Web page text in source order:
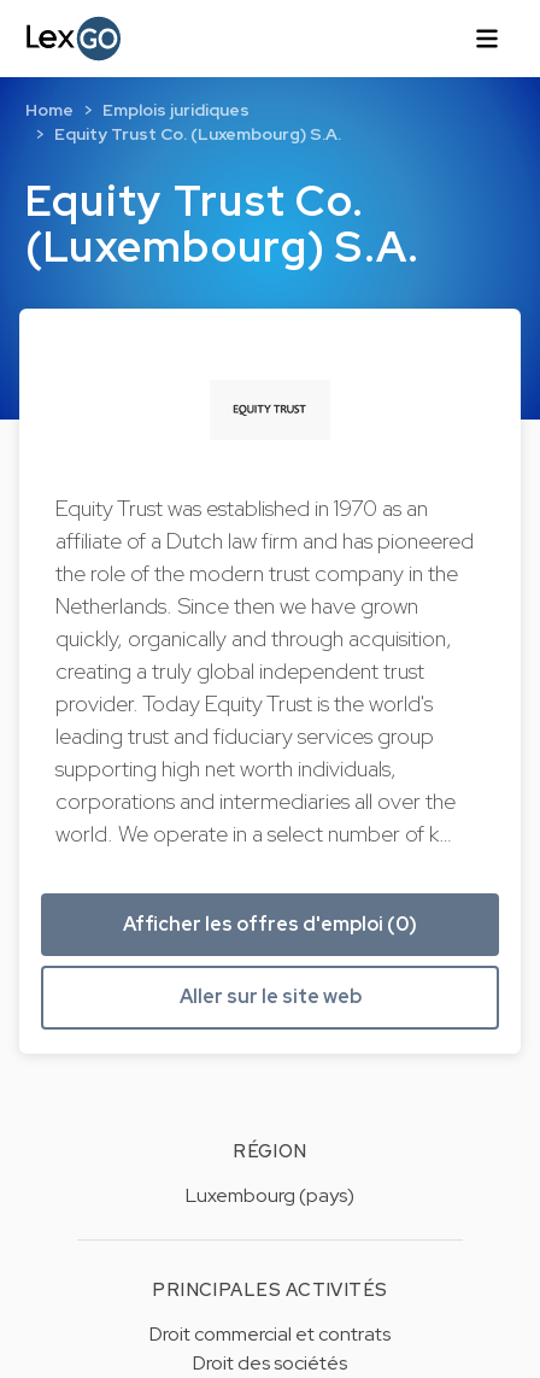
Equity Trust Co.
(Luxembourg) S.A.
Home
Emplois juridiques
Equity Trust Co. (Luxembourg) S.A.
Equity Trust was established in 1970 as an
affiliate of a Dutch law firm and has pioneered
the role of the modern trust company in the
Netherlands. Since then we have grown
quickly, organically and through acquisition,
creating a truly global independent trust
provider. Today Equity Trust is the world's
leading trust and fiduciary services group
supporting high net worth individuals,
corporations and intermediaries all over the
world. We operate in a select number of k…
Afficher les offres d'emploi (0)
Aller sur le site web
RÉGION
Luxembourg (pays)
PRINCIPALES ACTIVITÉS
Droit commercial et contrats
Droit des sociétés